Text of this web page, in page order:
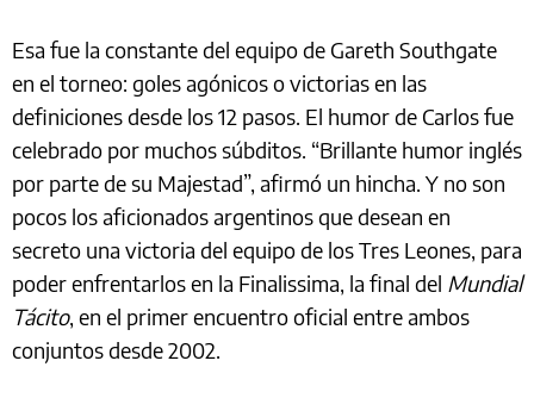
Esa fue la constante del equipo de Gareth Southgate
en el torneo: goles agónicos o victorias en las
definiciones desde los 12 pasos. El humor de Carlos fue
celebrado por muchos súbditos. “Brillante humor inglés
por parte de su Majestad”, afirmó un hincha. Y no son
pocos los aficionados argentinos que desean en
secreto una victoria del equipo de los Tres Leones, para
poder enfrentarlos en la Finalissima, la final del Mundial
Tácito, en el primer encuentro oficial entre ambos
conjuntos desde 2002.